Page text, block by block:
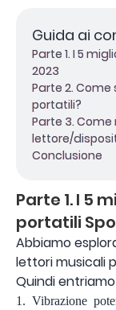
Guida ai
Parte 1. I 5
2023
Parte 2.
portatili?
Parte 3.
lettore/
Conclusione
Parte 1. I 5
portatili
Abbiamo
lettori musicali
Quindi
1. Vibrazione